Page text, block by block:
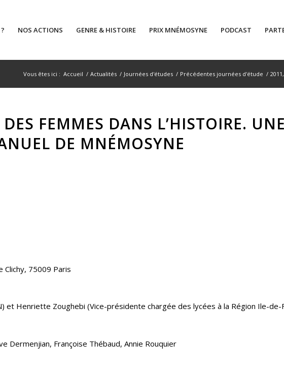
NOS ACTIONS GENRE & HISTOIRE PRIX MNÉMOSYNE PODCAST
Vous êtes ici : Accueil / Actualités / Journées d'études / Précédentes journées d'étude /
FEMMES DANS L’HISTOIRE.
DE MNÉMOSYNE
Clichy, 75009 Paris
et Henriette Zoughebi (Vice-présidente chargée des lycées à la Région Ile-de-
Dermenjian, Françoise Thébaud, Annie Rouquier